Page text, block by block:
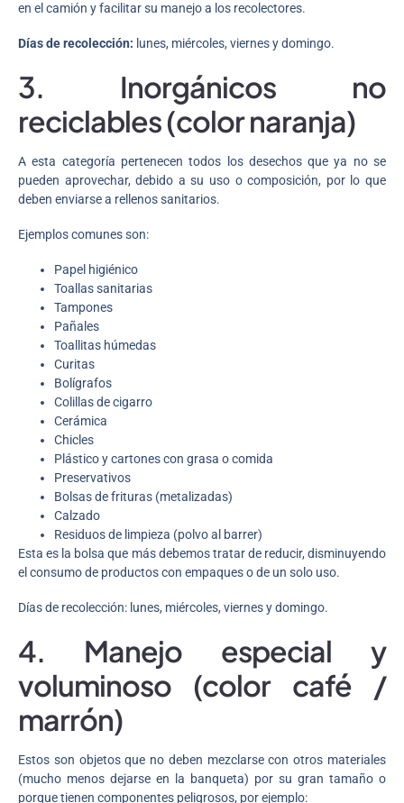
en el camión y facilitar su manejo a los recolectores.
Días de recolección: lunes, miércoles, viernes y domingo.
3. Inorgánicos no
reciclables (color naranja)
A esta categoría pertenecen todos los desechos que ya no se
pueden aprovechar, debido a su uso o composición, por lo que
deben enviarse a rellenos sanitarios.
Ejemplos comunes son:
Papel higiénico
Toallas sanitarias
Tampones
Pañales
Toallitas húmedas
Curitas
Bolígrafos
Colillas de cigarro
Cerámica
Chicles
Plástico y cartones con grasa o comida
Preservativos
Bolsas de frituras (metalizadas)
Calzado
Residuos de limpieza (polvo al barrer)
Esta es la bolsa que más debemos tratar de reducir, disminuyendo
el consumo de productos con empaques o de un solo uso.
Días de recolección: lunes, miércoles, viernes y domingo.
4. Manejo especial y
voluminoso (color café /
marrón)
Estos son objetos que no deben mezclarse con otros materiales
(mucho menos dejarse en la banqueta) por su gran tamaño o
porque tienen componentes peligrosos, por ejemplo: